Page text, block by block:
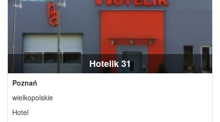
Hotelik 31
Poznań
wielkopolskie
Hotel